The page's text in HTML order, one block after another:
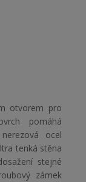
otvorem pro
pomáhá
ocel
tenká stěna
stejné
zámek